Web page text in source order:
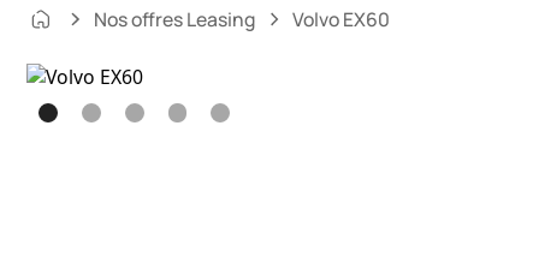
Nos offres Leasing Volvo EX60